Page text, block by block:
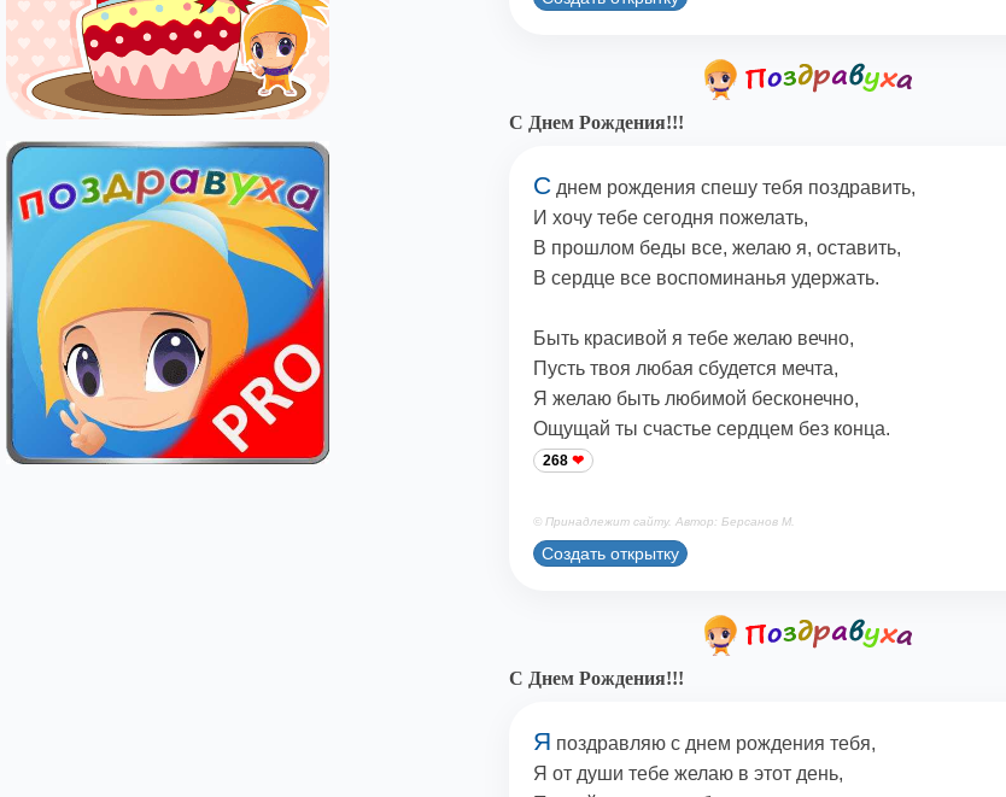
С Днем Рождения!!!
Сднем рождения спешу тебя поздравить,
И хочу тебе сегодня пожелать,
В прошлом беды все, желаю я, оставить,
В сердце все воспоминанья удержать.
Быть красивой я тебе желаю вечно,
Пусть твоя любая сбудется мечта,
Я желаю быть любимой бесконечно,
Ощущай ты счастье сердцем без конца.
268
© Принадлежит сайту. Автор: Берсанов М.
Создать открытку
С Днем Рождения!!!
Я поздравляю с днем рождения тебя,
Я от души тебе желаю в этот день,